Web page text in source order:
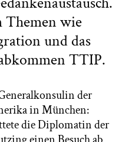
Themen wie
und das
TTIP.
der
in München:
die Diplomatin der